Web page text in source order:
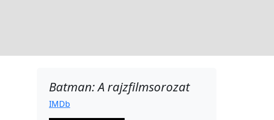
Batman: A rajzfilmsorozat
IMDb